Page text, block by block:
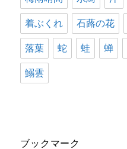
着ぶくれ 石蕗の花
落葉 蛇 蛙 蝉
鰯雲
ブックマーク